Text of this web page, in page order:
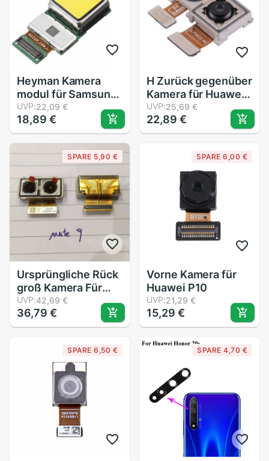
Heyman Kamera
modul für Samsung
Galaxis S6 Rand
SM-
G925V/G925P/G925R4/G925T/G925W8/
g925F/G925A
Hinten Gerichtete
Kamera
UVP:22,09 €
18,89 €
H Zurück gegenüber
Kamera für Huawei
P20 Lite / Nova 3e 1
auftrag
UVP:25,69 €
22,89 €
SPARE 5,90 €
Ursprüngliche Rück
groß Kamera Für
Huawei Taube 9
MT9 Zurück Kamera
Modul biegen Kabel
UVP:42,69 €
36,79 €
SPARE 6,00 €
Vorne Kamera für
Huawei P10
UVP:21,29 €
15,29 €
SPARE 6,50 € SPARE 4,70 €